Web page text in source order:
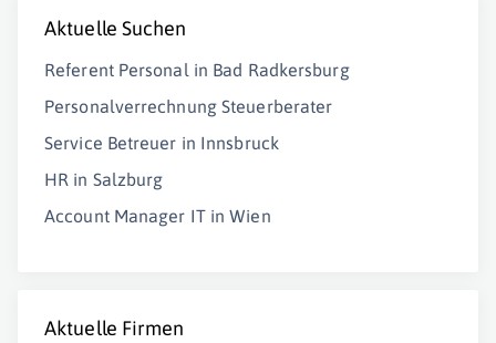
Aktuelle Suchen
Referent Personal in Bad Radkersburg
Personalverrechnung Steuerberater
Service Betreuer in Innsbruck
HR in Salzburg
Account Manager IT in Wien
Aktuelle Firmen